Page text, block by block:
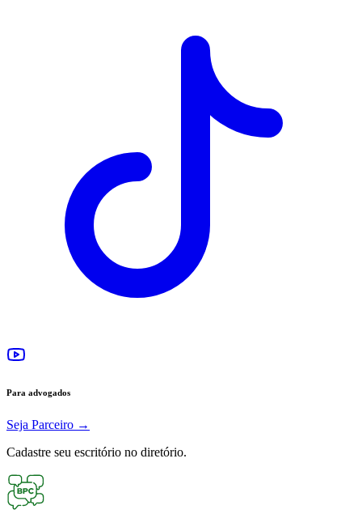
Para advogados
Seja Parceiro →
Cadastre seu escritório no diretório.